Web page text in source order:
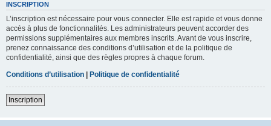
INSCRIPTION
L’inscription est nécessaire pour vous connecter. Elle est rapide et vous donne
accès à plus de fonctionnalités. Les administrateurs peuvent accorder des
permissions supplémentaires aux membres inscrits. Avant de vous inscrire,
prenez connaissance des conditions d’utilisation et de la politique de
confidentialité, ainsi que des règles propres à chaque forum.
Conditions d’utilisation | Politique de confidentialité
Inscription